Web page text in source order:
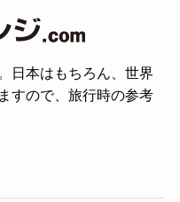
日本はもちろん、世界
すので、旅行時の参考